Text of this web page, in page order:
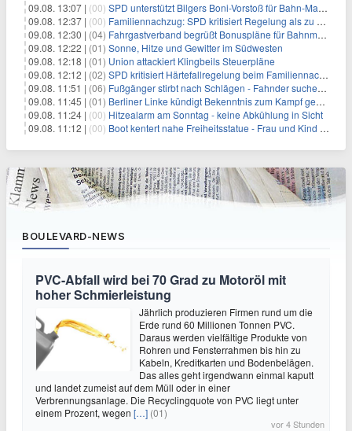
09.08. 13:07 | (00) SPD unterstützt Bilgers Boni-Vorstoß für Bahn-Manager
09.08. 12:37 | (00) Familiennachzug: SPD kritisiert Regelung als zu streng
09.08. 12:30 | (04) Fahrgastverband begrüßt Bonuspläne für Bahnmanager
09.08. 12:22 | (01) Sonne, Hitze und Gewitter im Südwesten
09.08. 12:18 | (01) Union attackiert Klingbeils Steuerpläne
09.08. 12:12 | (02) SPD kritisiert Härtefallregelung beim Familiennachzug als zu streng
09.08. 11:51 | (06) Fußgänger stirbt nach Schlägen - Fahnder suchen Autofahrer
09.08. 11:45 | (01) Berliner Linke kündigt Bekenntnis zum Kampf gegen Antisemitismus an
09.08. 11:24 | (00) Hitzealarm am Sonntag - keine Abkühlung in Sicht
09.08. 11:12 | (00) Boot kentert nahe Freiheitsstatue - Frau und Kind sterben
BOULEVARD-NEWS
PVC-Abfall wird bei 70 Grad zu Motoröl mit
hoher Schmierleistung
Jährlich produzieren Firmen rund um die
Erde rund 60 Millionen Tonnen PVC.
Daraus werden vielfältige Produkte von
Rohren und Fensterrahmen bis hin zu
Kabeln, Kreditkarten und Bodenbelägen.
Das alles geht irgendwann einmal kaputt
und landet zumeist auf dem Müll oder in einer
Verbrennungsanlage. Die Recyclingquote von PVC liegt unter
einem Prozent, wegen […] (01)
vor 4 Stunden